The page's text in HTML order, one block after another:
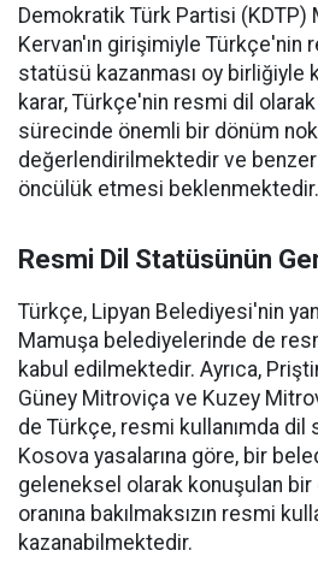
Demokratik Türk Partisi (KDTP)
Kervan'ın girişimiyle Türkçe'nin
statüsü kazanması oy birliğiyle
karar, Türkçe'nin resmi dil
sürecinde önemli bir dönüm
değerlendirilmektedir ve benzer
öncülük etmesi beklenmektedir.
Resmi Dil Statüsünün
Türkçe, Lipyan Belediyesi'nin
Mamuşa belediyelerinde de
kabul edilmektedir. Ayrıca,
Güney Mitroviça ve Kuzey
de Türkçe, resmi kullanımda
Kosova yasalarına göre, bir
geleneksel olarak konuşulan
oranına bakılmaksızın resmi
kazanabilmektedir.